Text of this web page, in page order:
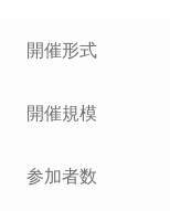
開催形式
開催規模
参加者数